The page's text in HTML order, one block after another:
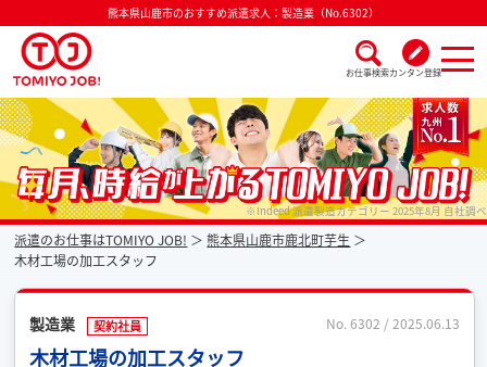
熊本県山鹿市のおすすめ派遣求人：製造業（No.6302）
お仕事検索カンタン登録
派遣なら毎月時給が上がるトミヨジョブ ※Indeed 派遣製造カテゴリー 2025年8月 自社調べ
派遣のお仕事はTOMIYO JOB!
熊本県山鹿市鹿北町芋生
木材工場の加工スタッフ
製造業 契約社員 No. 6302 / 2025.06.13
木材工場の加工スタッフ